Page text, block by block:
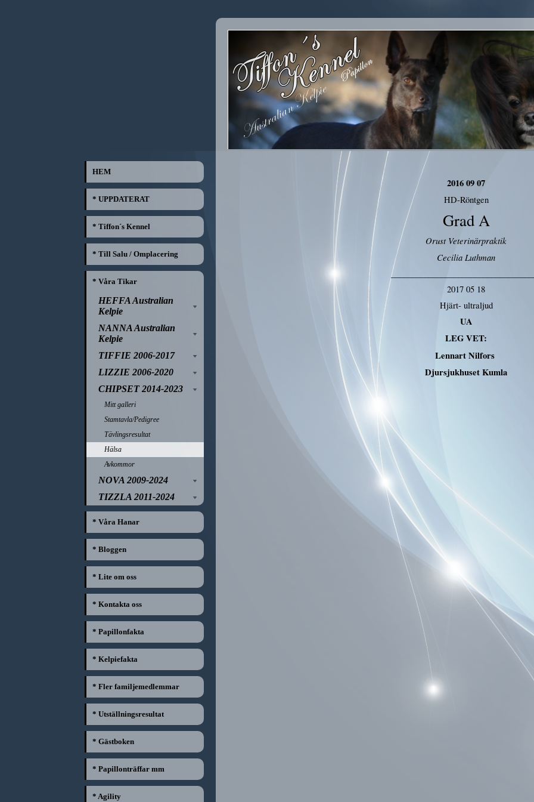
HEM
* UPPDATERAT
* Tiffon´s Kennel
* Till Salu / Omplacering
* Våra Tikar
HEFFA Australian
Kelpie
NANNA Australian
Kelpie
TIFFIE 2006-2017
LIZZIE 2006-2020
CHIPSET 2014-2023
Mitt galleri
Stamtavla/Pedigree
Tävlingsresultat
Hälsa
Avkommor
NOVA 2009-2024
TIZZLA 2011-2024
* Våra Hanar
* Bloggen
* Lite om oss
* Kontakta oss
* Papillonfakta
* Kelpiefakta
* Fler familjemedlemmar
* Utställningsresultat
* Gästboken
* Papillonträffar mm
* Agility
2016 09 07
HD-Röntgen
Grad A
Orust Veterinärpraktik
Cecilia Luthman
2017 05 18
Hjärt- ultraljud
UA
LEG VET:
Lennart Nilfors
Djursjukhuset Kumla